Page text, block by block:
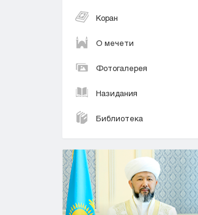
Коран
О мечети
Фотогалерея
Назидания
Библиотека